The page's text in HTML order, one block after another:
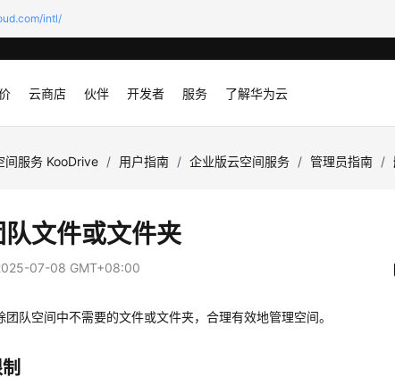
intl/
云商店 伙伴 开发者 服务 了解华为云
间服务 KooDrive / 用户指南 / 企业版云空间服务 / 管理员指南 /
文件或文件夹
07-08 GMT+08:00
团队空间中不需要的文件或文件夹，合理有效地管理空间。